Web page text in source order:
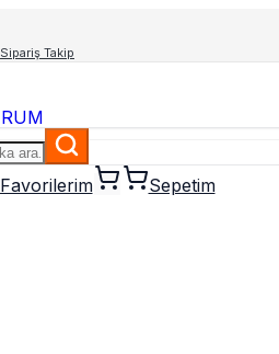
Sipariş Takip
Favorilerim Sepetim